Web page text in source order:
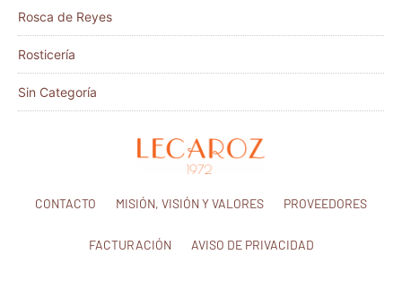
Rosca de Reyes
Rosticería
Sin Categoría
CONTACTO MISIÓN, VISIÓN Y VALORES PROVEEDORES
FACTURACIÓN AVISO DE PRIVACIDAD